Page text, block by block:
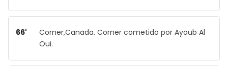
66'
Corner,Canada. Corner cometido por Ayoub Al
Oui.